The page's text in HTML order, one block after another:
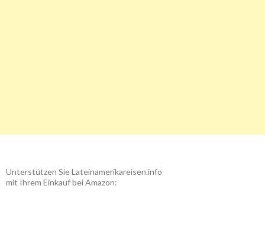
Unterstützen Sie Lateinamerikareisen.info
mit Ihrem Einkauf bei Amazon: